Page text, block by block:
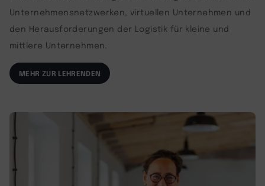
Unternehmensnetzwerken, virtuellen Unternehmen und
den Herausforderungen der Logistik für kleine und
mittlere Unternehmen.
MEHR ZUR LEHRENDEN